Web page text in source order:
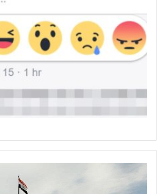
الرصافة